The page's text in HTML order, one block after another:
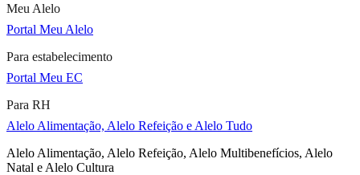
Meu Alelo
Portal Meu Alelo
Para estabelecimento
Portal Meu EC
Para RH
Alelo Alimentação, Alelo Refeição e Alelo Tudo
Alelo Alimentação, Alelo Refeição, Alelo Multibenefícios, Alelo
Natal e Alelo Cultura